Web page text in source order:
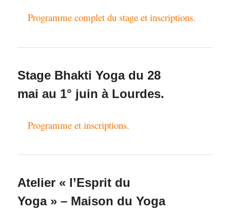
Programme complet du stage et inscriptions.
Stage Bhakti Yoga du 28
mai au 1° juin à Lourdes.
Programme et inscriptions.
Atelier « l’Esprit du
Yoga » – Maison du Yoga